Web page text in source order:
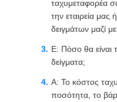
ταχυμεταφορέα
την εταιρεία μας
δειγμάτων μαζί
Ε: Πόσο θα είναι
δείγματα;
Α: Το κόστος
ποσότητα, το